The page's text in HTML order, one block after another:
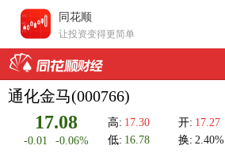
同花顺
让投资变得更简单
通化金马(000766)
17.08
-0.01 -0.06%
高: 17.30 开: 17.27
低: 16.78 换: 2.40%